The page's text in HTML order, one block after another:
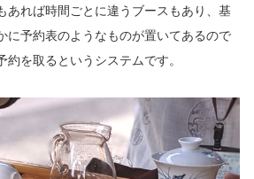
あれば時間ごとに違うブースもあり、基
に予約表のようなものが置いてあるので
約を取るというシステムです。